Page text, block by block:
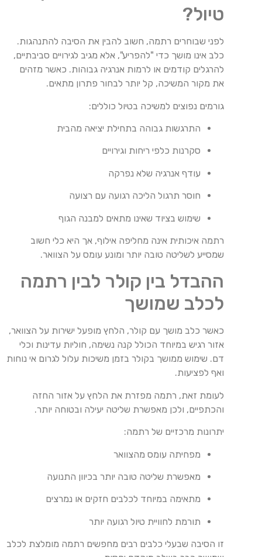
טיול?
לפני שבוחרים רתמה, חשוב להבין את הסיבה להתנהגות.
כלב אינו מושך כדי "להפריע", אלא מגיב לגירויים סביבתיים,
להרגלים קודמים או לרמות אנרגיה גבוהות. כאשר מזהים
את מקור המשיכה, קל יותר לבחור פתרון מתאים.
גורמים נפוצים למשיכה בטיול כוללים:
התרגשות גבוהה בתחילת יציאה מהבית
סקרנות כלפי ריחות וגירויים
עודף אנרגיה שלא נפרקה
חוסר תרגול הליכה רגועה עם רצועה
שימוש בציוד שאינו מתאים למבנה הגוף
רתמה איכותית אינה מחליפה אילוף, אך היא כלי חשוב
שמסייע לשליטה טובה יותר ומונע עומס על הצוואר.
ההבדל בין קולר לבין רתמה
לכלב שמושך
כאשר כלב מושך עם קולר, הלחץ מופעל ישירות על הצוואר,
אזור רגיש במיוחד הכולל קנה נשימה, חוליות עדינות וכלי
דם. שימוש ממושך בקולר בזמן משיכות עלול לגרום אי נוחות
ואף לפציעות.
לעומת זאת, רתמה מפזרת את הלחץ על אזור החזה
והכתפיים, ולכן מאפשרת שליטה יעילה ובטוחה יותר.
יתרונות מרכזיים של רתמה:
מפחיתה עומס מהצוואר
מאפשרת שליטה טובה יותר בכיוון התנועה
מתאימה במיוחד לכלבים חזקים או נמרצים
תורמת לחוויית טיול רגועה יותר
זו הסיבה שבעלי כלבים רבים מחפשים רתמה מומלצת לכלב